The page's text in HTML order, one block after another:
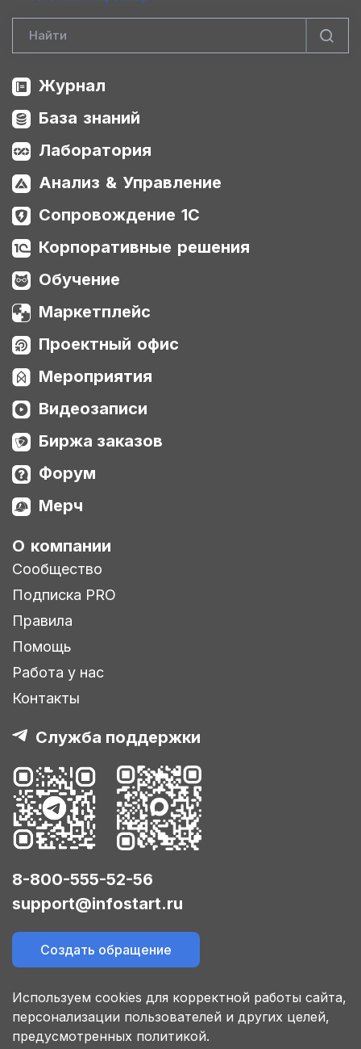
Журнал
База знаний
Лаборатория
Анализ & Управление
Сопровождение 1С
Корпоративные решения
Обучение
Маркетплейс
Проектный офис
Мероприятия
Видеозаписи
Биржа заказов
Форум
Мерч
О компании
Сообщество
Подписка PRO
Правила
Помощь
Работа у нас
Контакты
Служба поддержки
8-800-555-52-56
support@infostart.ru
Создать обращение
Используем cookies для корректной работы сайта,
персонализации пользователей и других целей,
предусмотренных политикой.